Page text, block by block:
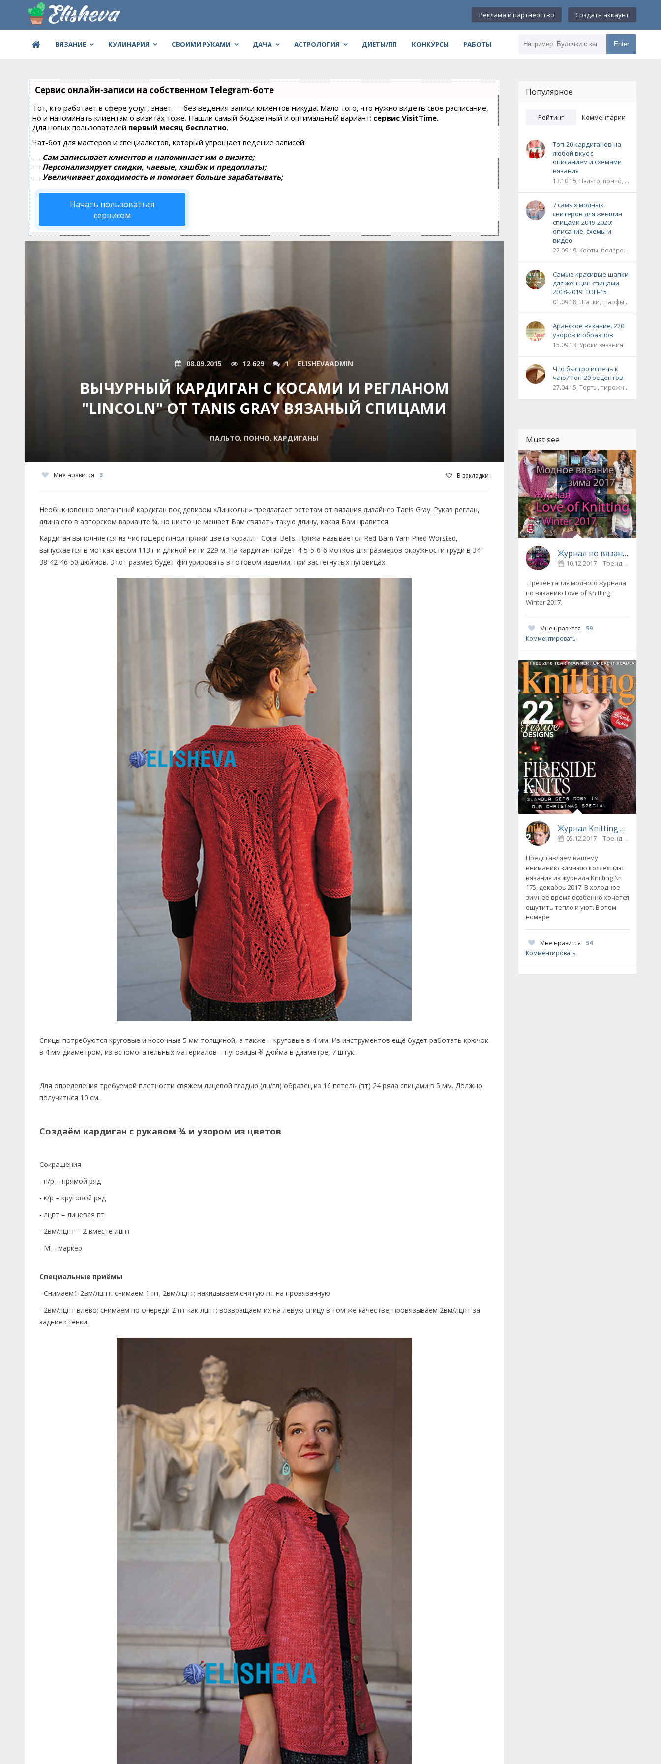
Реклама и партнерство Создать аккаунт
ВЯЗАНИЕ КУЛИНАРИЯ СВОИМИ РУКАМИ ДАЧА АСТРОЛОГИЯ ДИЕТЫ/ПП КОНКУРСЫ РАБОТЫ Enter
Сервис онлайн-записи на собственном Telegram-боте
Тот, кто работает в сфере услуг, знает — без ведения записи клиентов никуда. Мало того, что нужно видеть свое расписание,
но и напоминать клиентам о визитах тоже. Нашли самый бюджетный и оптимальный вариант: сервис VisitTime.
Для новых пользователей первый месяц бесплатно.
Чат-бот для мастеров и специалистов, который упрощает ведение записей:
— Сам записывает клиентов и напоминает им о визите;
— Персонализирует скидки, чаевые, кэшбэк и предоплаты;
— Увеличивает доходимость и помогает больше зарабатывать;
Начать пользоваться
сервисом
08.09.2015 12 629 1 ELISHEVAADMIN
ВЫЧУРНЫЙ КАРДИГАН С КОСАМИ И РЕГЛАНОМ
"LINCOLN" ОТ TANIS GRAY ВЯЗАНЫЙ СПИЦАМИ
ПАЛЬТО, ПОНЧО, КАРДИГАНЫ
Мне нравится 3 В закладки
Необыкновенно элегантный кардиган под девизом «Линкольн» предлагает эстетам от вязания дизайнер Tanis Gray. Рукав реглан,
длина его в авторском варианте ¾, но никто не мешает Вам связать такую длину, какая Вам нравится.
Кардиган выполняется из чистошерстяной пряжи цвета коралл - Coral Bells. Пряжа называется Red Barn Yarn Plied Worsted,
выпускается в мотках весом 113 г и длиной нити 229 м. На кардиган пойдёт 4-5-5-6-6 мотков для размеров окружности груди в 34-
38-42-46-50 дюймов. Этот размер будет фигурировать в готовом изделии, при застёгнутых пуговицах.
Спицы потребуются круговые и носочные 5 мм толщиной, а также – круговые в 4 мм. Из инструментов ещё будет работать крючок
в 4 мм диаметром, из вспомогательных материалов – пуговицы ¾ дюйма в диаметре, 7 штук.
Для определения требуемой плотности свяжем лицевой гладью (лц/гл) образец из 16 петель (пт) 24 ряда спицами в 5 мм. Должно
получиться 10 см.
Создаём кардиган с рукавом ¾ и узором из цветов
Сокращения
- п/р – прямой ряд
- к/р – круговой ряд
- лцпт – лицевая пт
- 2вм/лцпт – 2 вместе лцпт
- М – маркер
Специальные приёмы
- Снимаем1-2вм/лцпт: снимаем 1 пт; 2вм/лцпт; накидываем снятую пт на провязанную
- 2вм/лцпт влево: снимаем по очереди 2 пт как лцпт; возвращаем их на левую спицу в том же качестве; провязываем 2вм/лцпт за
задние стенки.
Популярное
Рейтинг Комментарии
Топ-20 кардиганов на
любой вкус с
описанием и схемами
вязания
13.10.15, Пальто, пончо, кардиганы
7 самых модных
свитеров для женщин
спицами 2019-2020:
описание, схемы и
видео
22.09.19, Кофты, болеро, жакеты, жилеты, пуловеры и свитера
Самые красивые шапки
для женщин спицами
2018-2019! ТОП-15
01.09.18, Шапки, шарфы, шали, снуды и палантины
Аранское вязание. 220
узоров и образцов
15.09.13, Уроки вязания
Что быстро испечь к
чаю? Топ-20 рецептов
27.04.15, Торты, пирожные, рулеты / Булки, пироги / Печенье, кексы, маффины / На скорую руку
Must see
Журнал по вязанию Love of Knitting выпуск Зима 2017
10.12.2017 Тренды / Вдохновение
Презентация модного журнала
по вязанию Love of Knitting
Winter 2017.
Мне нравится
59
Комментировать
Журнал Knitting № 175, декабрь 2017
05.12.2017 Тренды
Представляем вашему
вниманию зимнюю коллекцию
вязания из журнала Knitting №
175, декабрь 2017. В холодное
зимнее время особенно хочется
ощутить тепло и уют. В этом
номере
Мне нравится
54
Комментировать